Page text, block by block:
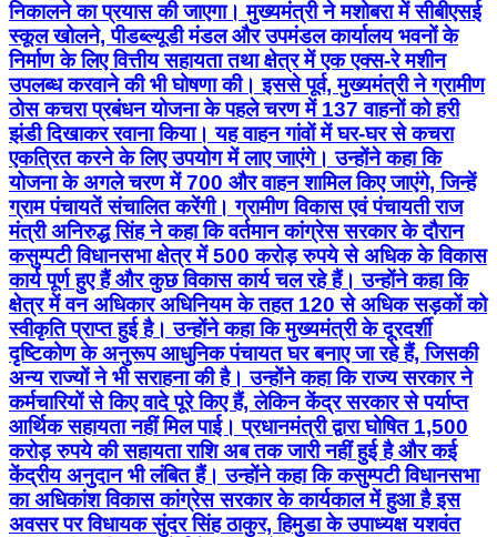
निकालने का प्रयास की जाएगा। मुख्यमंत्री ने मशोबरा में सीबीएसई
स्कूल खोलने, पीडब्ल्यूडी मंडल और उपमंडल कार्यालय भवनों के
निर्माण के लिए वित्तीय सहायता तथा क्षेत्र में एक एक्स-रे मशीन
उपलब्ध करवाने की भी घोषणा की। इससे पूर्व, मुख्यमंत्री ने ग्रामीण
ठोस कचरा प्रबंधन योजना के पहले चरण में 137 वाहनों को हरी
झंडी दिखाकर रवाना किया। यह वाहन गांवों में घर-घर से कचरा
एकत्रित करने के लिए उपयोग में लाए जाएंगे। उन्होंने कहा कि
योजना के अगले चरण में 700 और वाहन शामिल किए जाएंगे, जिन्हें
ग्राम पंचायतें संचालित करेंगी। ग्रामीण विकास एवं पंचायती राज
मंत्री अनिरुद्ध सिंह ने कहा कि वर्तमान कांग्रेस सरकार के दौरान
कसुम्पटी विधानसभा क्षेत्र में 500 करोड़ रुपये से अधिक के विकास
कार्य पूर्ण हुए हैं और कुछ विकास कार्य चल रहे हैं। उन्होंने कहा कि
क्षेत्र में वन अधिकार अधिनियम के तहत 120 से अधिक सड़कों को
स्वीकृति प्राप्त हुई है। उन्होंने कहा कि मुख्यमंत्री के दूरदर्शी
दृष्टिकोण के अनुरूप आधुनिक पंचायत घर बनाए जा रहे हैं, जिसकी
अन्य राज्यों ने भी सराहना की है। उन्होंने कहा कि राज्य सरकार ने
कर्मचारियों से किए वादे पूरे किए हैं, लेकिन केंद्र सरकार से पर्याप्त
आर्थिक सहायता नहीं मिल पाई। प्रधानमंत्री द्वारा घोषित 1,500
करोड़ रुपये की सहायता राशि अब तक जारी नहीं हुई है और कई
केंद्रीय अनुदान भी लंबित हैं। उन्होंने कहा कि कसुम्पटी विधानसभा
का अधिकांश विकास कांग्रेस सरकार के कार्यकाल में हुआ है इस
अवसर पर विधायक सुंदर सिंह ठाकुर, हिमुडा के उपाध्यक्ष यशवंत